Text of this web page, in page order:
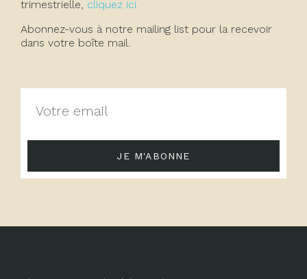
trimestrielle, cliquez ici.
Abonnez-vous à notre mailing list pour la recevoir
dans votre boîte mail.
JE M'ABONNE